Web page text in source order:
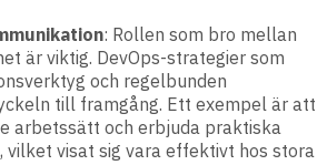
: Rollen som bro mellan
är viktig. DevOps-strategier som
och regelbunden
till framgång. Ett exempel är att
arbetssätt och erbjuda praktiska
vilket visat sig vara effektivt hos stora